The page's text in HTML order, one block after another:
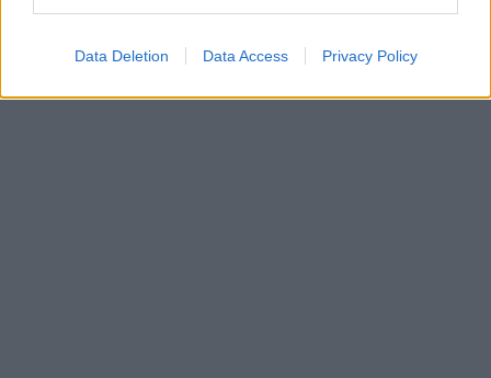
Data Deletion Data Access Privacy Policy